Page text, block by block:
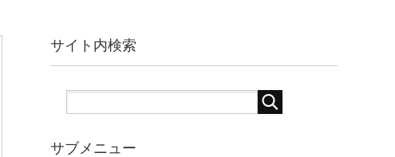
サイト内検索
サブメニュー